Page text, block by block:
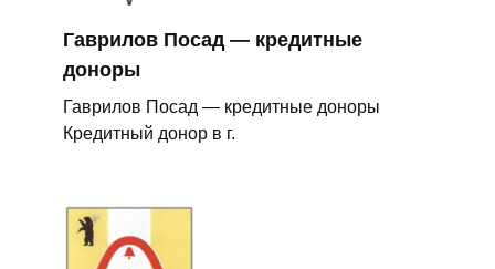
Гаврилов Посад — кредитные
доноры
Гаврилов Посад — кредитные доноры
Кредитный донор в г.